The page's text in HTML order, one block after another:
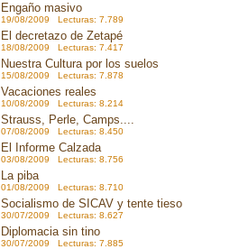
Engaño masivo
19/08/2009 Lecturas: 7.789
El decretazo de Zetapé
18/08/2009 Lecturas: 7.417
Nuestra Cultura por los suelos
15/08/2009 Lecturas: 7.878
Vacaciones reales
10/08/2009 Lecturas: 8.214
Strauss, Perle, Camps....
07/08/2009 Lecturas: 8.450
El Informe Calzada
03/08/2009 Lecturas: 8.756
La piba
01/08/2009 Lecturas: 8.710
Socialismo de SICAV y tente tieso
30/07/2009 Lecturas: 8.627
Diplomacia sin tino
30/07/2009 Lecturas: 7.885